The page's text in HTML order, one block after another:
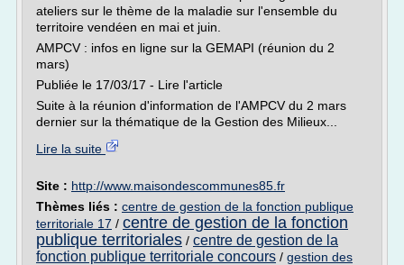
ateliers sur le thème de la maladie sur l'ensemble du
territoire vendéen en mai et juin.
AMPCV : infos en ligne sur la GEMAPI (réunion du 2
mars)
Publiée le 17/03/17 - Lire l'article
Suite à la réunion d'information de l'AMPCV du 2 mars
dernier sur la thématique de la Gestion des Milieux...
Lire la suite
Site : http://www.maisondescommunes85.fr
Thèmes liés : centre de gestion de la fonction publique
territoriale 17 / centre de gestion de la fonction
publique territoriales / centre de gestion de la
fonction publique territoriale concours / gestion des